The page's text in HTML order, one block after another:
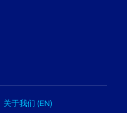
关于我们 (EN)